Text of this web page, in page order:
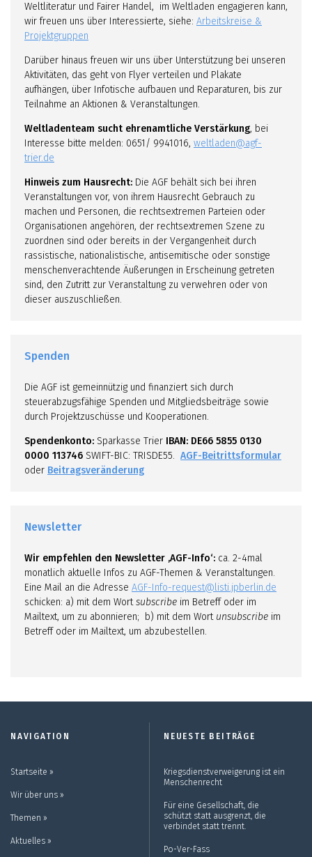
Weltliteratur und Fairer Handel, im Weltladen engagieren kann,
wir freuen uns über Interessierte, siehe: Arbeitskreise &
Projektgruppen
Darüber hinaus freuen wir uns über Unterstützung bei unseren
Aktivitäten, das geht von Flyer verteilen und Plakate
aufhängen, über Infotische aufbauen und Reparaturen, bis zur
Teilnahme an Aktionen & Veranstaltungen.
Weltladenteam sucht ehrenamtliche Verstärkung, bei
Interesse bitte melden: 0651/ 9941016, weltladen@agf-
trier.de
Hinweis zum Hausrecht: Die AGF behält sich bei ihren
Veranstaltungen vor, von ihrem Hausrecht Gebrauch zu
machen und Personen, die rechtsextremen Parteien oder
Organisationen angehören, der rechtsextremen Szene zu
zuordnen sind oder bereits in der Vergangenheit durch
rassistische, nationalistische, antisemitische oder sonstige
menschenverachtende Äußerungen in Erscheinung getreten
sind, den Zutritt zur Veranstaltung zu verwehren oder von
dieser auszuschließen.
Spenden
Die AGF ist gemeinnützig und finanziert sich durch
steuerabzugsfähige Spenden und Mitgliedsbeiträge sowie
durch Projektzuschüsse und Kooperationen.
Spendenkonto: Sparkasse Trier IBAN: DE66 5855 0130
0000 113746 SWIFT-BIC: TRISDE55. AGF-Beitrittsformular
oder Beitragsveränderung
Newsletter
Wir empfehlen den Newsletter ‚AGF-Info‘: ca. 2-4mal
monatlich aktuelle Infos zu AGF-Themen & Veranstaltungen.
Eine Mail an die Adresse AGF-Info-request@listi.jpberlin.de
schicken: a) mit dem Wortsubscribe im Betreff oder im
Mailtext, um zu abonnieren; b) mit dem Wort unsubscribe im
Betreff oder im Mailtext, um abzubestellen.
NAVIGATION
Startseite ››
Wir über uns ››
Themen ››
Aktuelles ››
NEUESTE BEITRÄGE
Kriegsdienstverweigerung ist ein
Menschenrecht
Für eine Gesellschaft, die
schützt statt ausgrenzt, die
verbindet statt trennt.
Po-Ver-Fass